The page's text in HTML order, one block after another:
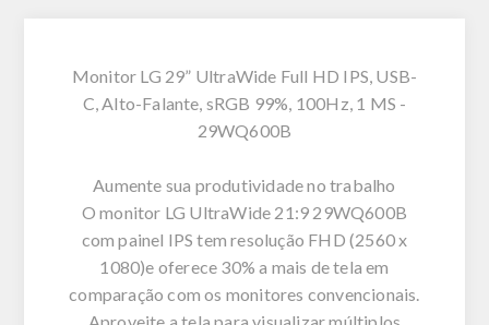
Monitor LG 29” UltraWide Full HD IPS, USB-
C, Alto-Falante, sRGB 99%, 100Hz, 1 MS -
29WQ600B
Aumente sua produtividade no trabalho
O monitor LG UltraWide 21:9 29WQ600B
com painel IPS tem resolução FHD (2560 x
1080)e oferece 30% a mais de tela em
comparação com os monitores convencionais.